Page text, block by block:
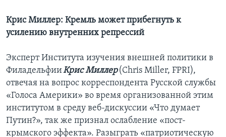
Крис Миллер: Кремль может прибегнуть к
усилению внутренних репрессий
Эксперт Института изучения внешней политики в
ФиладельфииКрис Миллер(Chris Miller, FPRI),
отвечая на вопрос корреспондента Русской службы
«Голоса Америки» во время организованной этим
институтом в среду веб-дискуссии «Что думает
Путин?», так же признал ослабление «пост-
крымского эффекта». Разыграть «патриотическую